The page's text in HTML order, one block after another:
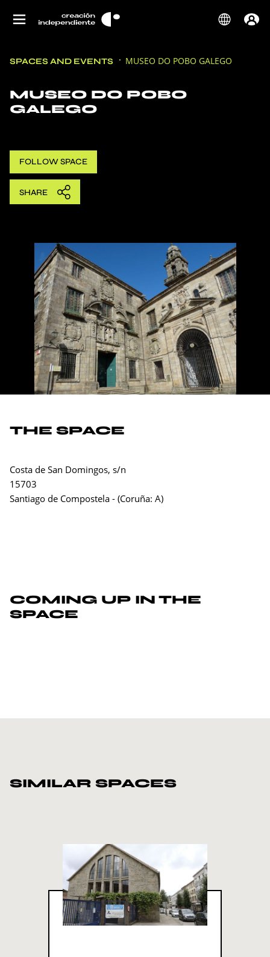
SPACES AND EVENTS MUSEO DO POBO GALEGO
MUSEO DO POBO
GALEGO
FOLLOWSPACE
SHARE
THE SPACE
Costa de San Domingos, s/n
15703
Santiago de Compostela - (Coruña: A)
COMING UP IN THE
SPACE
SIMILAR SPACES